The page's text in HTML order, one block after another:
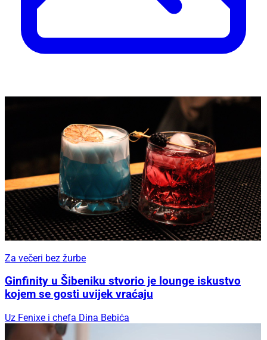
Za večeri bez žurbe
Ginfinity u Šibeniku stvorio je lounge iskustvo
kojem se gosti uvijek vraćaju
Uz Fenixe i chefa Dina Bebića